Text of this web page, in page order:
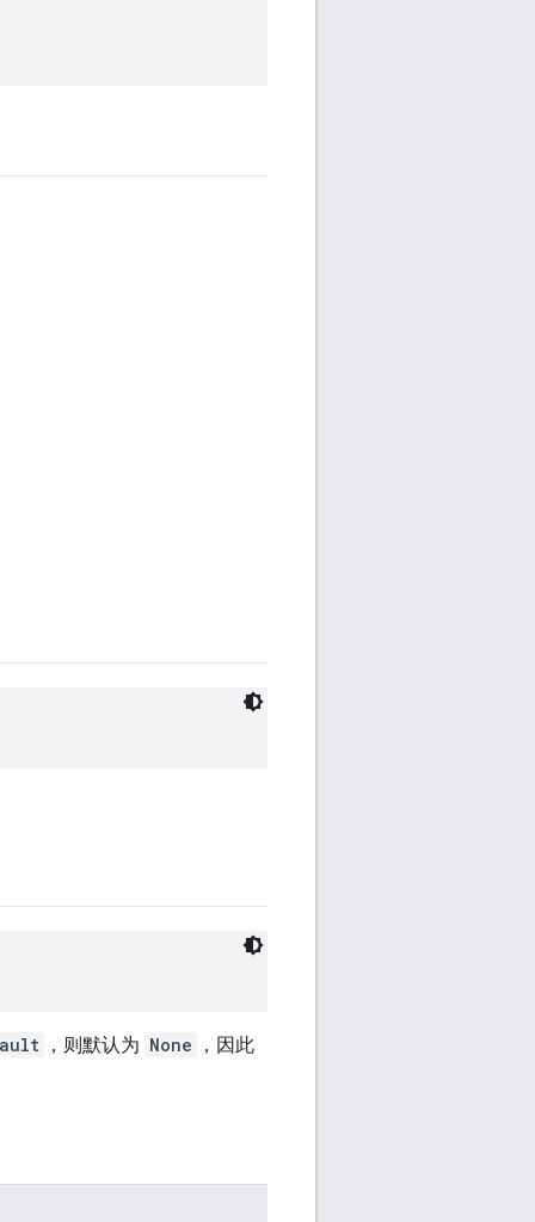
，则默认为 None ，因此